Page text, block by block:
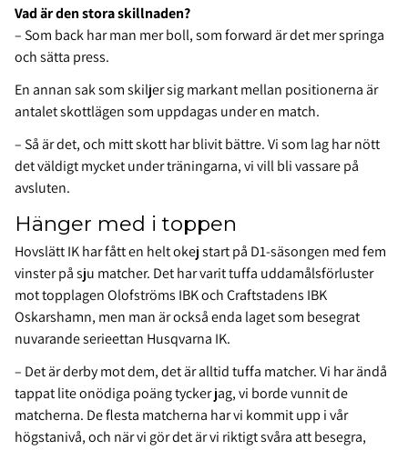
Vad är den stora skillnaden?
– Som back har man mer boll, som forward är det mer springa
och sätta press.
En annan sak som skiljer sig markant mellan positionerna är
antalet skottlägen som uppdagas under en match.
– Så är det, och mitt skott har blivit bättre. Vi som lag har nött
det väldigt mycket under träningarna, vi vill bli vassare på
avsluten.
Hänger med i toppen
Hovslätt IK har fått en helt okej start på D1-säsongen med fem
vinster på sju matcher. Det har varit tuffa uddamålsförluster
mot topplagen Olofströms IBK och Craftstadens IBK
Oskarshamn, men man är också enda laget som besegrat
nuvarande serieettan Husqvarna IK.
– Det är derby mot dem, det är alltid tuffa matcher. Vi har ändå
tappat lite onödiga poäng tycker jag, vi borde vunnit de
matcherna. De flesta matcherna har vi kommit upp i vår
högstanivå, och när vi gör det är vi riktigt svåra att besegra,